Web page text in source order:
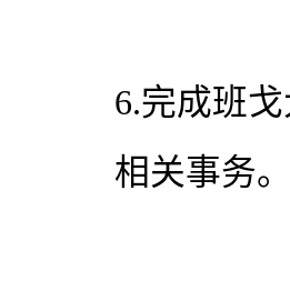
6.完成班
相关事务